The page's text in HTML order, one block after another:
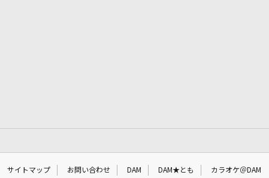
サイトマップ お問い合わせ DAM DAM★とも カラオケ＠DAM